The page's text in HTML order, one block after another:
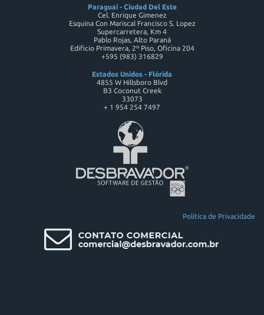
Paraguai - Ciudad Del Este
Cel. Enrique Gimenez
Esquina Con Mariscal Francisco S. Lopez
Supercarretera, Km 4
Pablo Rojas, Alto Paraná
Edificio Primavera, 2º Piso, Oficina 204
+595 (983) 316829
Estados Unidos - Flórida
4855 W Hillsboro Blvd
B3 Coconut Creek
33073
+ 1 954 254 7497
Política de Privacidade